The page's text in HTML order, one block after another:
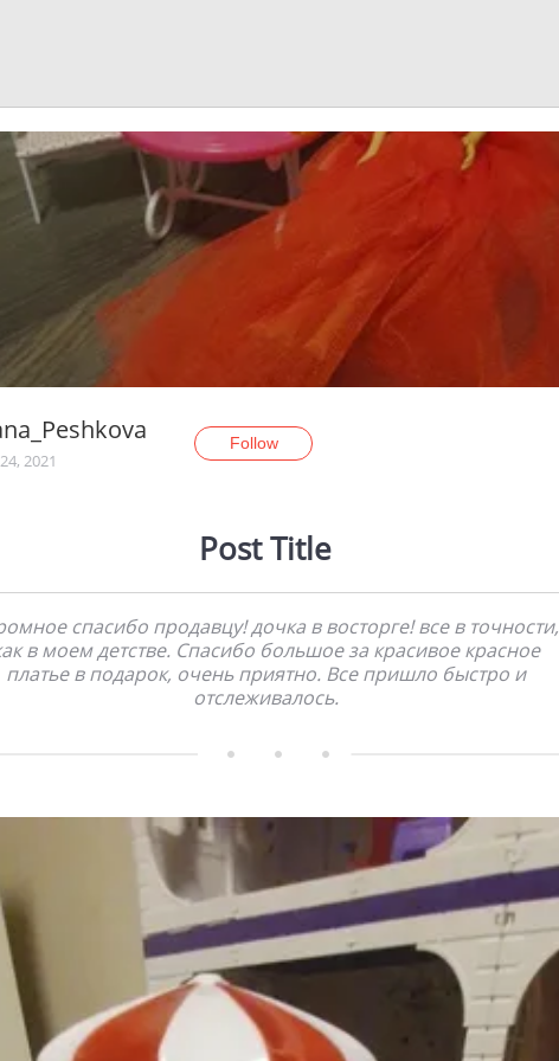
2021
Follow
Post Title
спасибо продавцу! дочка в восторге! все в точности,
в моем детстве. Спасибо большое за красивое красное
платье в подарок, очень приятно. Все пришло быстро и
отслеживалось.